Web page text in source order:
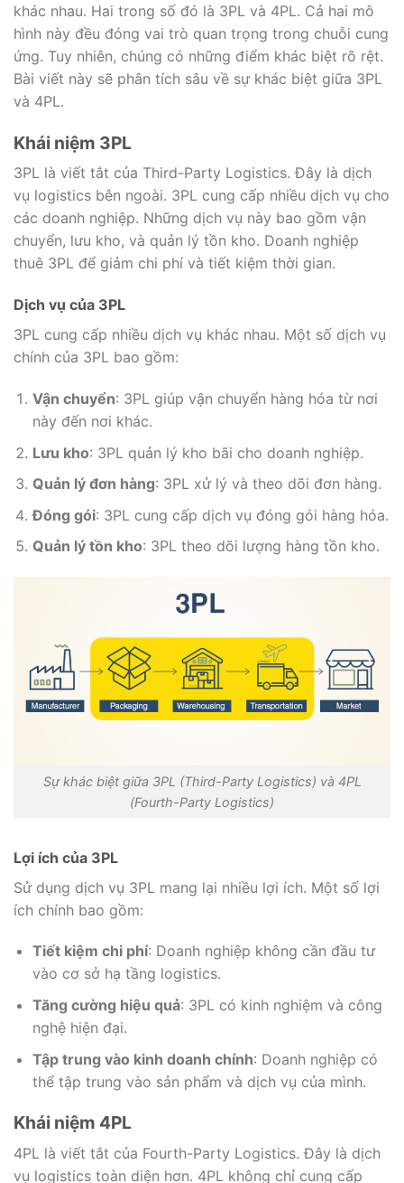
khác nhau. Hai trong số đó là 3PL và 4PL. Cả hai mô
hình này đều đóng vai trò quan trọng trong chuỗi cung
ứng. Tuy nhiên, chúng có những điểm khác biệt rõ rệt.
Bài viết này sẽ phân tích sâu về sự khác biệt giữa 3PL
và 4PL.
Khái niệm 3PL
3PL là viết tắt của Third-Party Logistics. Đây là dịch
vụ logistics bên ngoài. 3PL cung cấp nhiều dịch vụ cho
các doanh nghiệp. Những dịch vụ này bao gồm vận
chuyển, lưu kho, và quản lý tồn kho. Doanh nghiệp
thuê 3PL để giảm chi phí và tiết kiệm thời gian.
Dịch vụ của 3PL
3PL cung cấp nhiều dịch vụ khác nhau. Một số dịch vụ
chính của 3PL bao gồm:
Vận chuyển: 3PL giúp vận chuyển hàng hóa từ nơi
này đến nơi khác.
Lưu kho: 3PL quản lý kho bãi cho doanh nghiệp.
Quản lý đơn hàng: 3PL xử lý và theo dõi đơn hàng.
Đóng gói: 3PL cung cấp dịch vụ đóng gói hàng hóa.
Quản lý tồn kho: 3PL theo dõi lượng hàng tồn kho.
Sự khác biệt giữa 3PL (Third-Party Logistics) và 4PL
(Fourth-Party Logistics)
Lợi ích của 3PL
Sử dụng dịch vụ 3PL mang lại nhiều lợi ích. Một số lợi
ích chính bao gồm:
Tiết kiệm chi phí: Doanh nghiệp không cần đầu tư
vào cơ sở hạ tầng logistics.
Tăng cường hiệu quả: 3PL có kinh nghiệm và công
nghệ hiện đại.
Tập trung vào kinh doanh chính: Doanh nghiệp có
thể tập trung vào sản phẩm và dịch vụ của mình.
Khái niệm 4PL
4PL là viết tắt của Fourth-Party Logistics. Đây là dịch
vụ logistics toàn diện hơn. 4PL không chỉ cung cấp